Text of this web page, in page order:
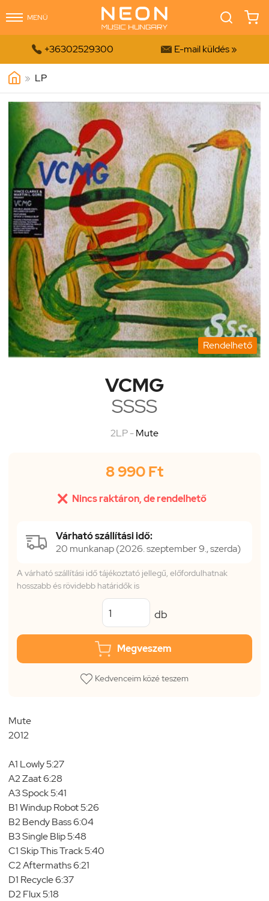
MENÜ
 +36302529300  E-mail küldés »
» LP
Rendelhető
VCMG
SSSS
2LP -Mute
8 990 Ft
 Nincs raktáron, de rendelhető
Várható szállítási idő:
20 munkanap (2026. szeptember 9., szerda)
A várható szállítási idő tájékoztató jellegű, előfordulhatnak
hosszabb és rövidebb határidők is
db
Megveszem
Kedvenceim közé teszem
Mute
2012
A1 Lowly 5:27
A2 Zaat 6:28
A3 Spock 5:41
B1 Windup Robot 5:26
B2 Bendy Bass 6:04
B3 Single Blip 5:48
C1 Skip This Track 5:40
C2 Aftermaths 6:21
D1 Recycle 6:37
D2 Flux 5:18